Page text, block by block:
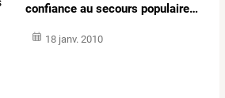
confiance au secours populaire…
18 janv. 2010